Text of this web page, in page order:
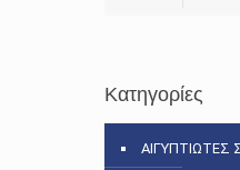
Κατηγορίες